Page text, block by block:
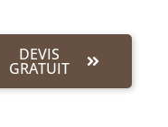
DEVIS
GRATUIT